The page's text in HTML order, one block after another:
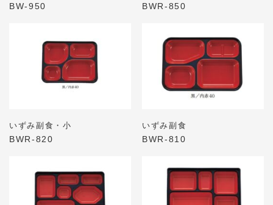
BW-950 BWR-850
いずみ副食・小
BWR-820
いずみ副食
BWR-810